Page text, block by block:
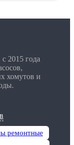
2015 года
хомутов и
ремонтные